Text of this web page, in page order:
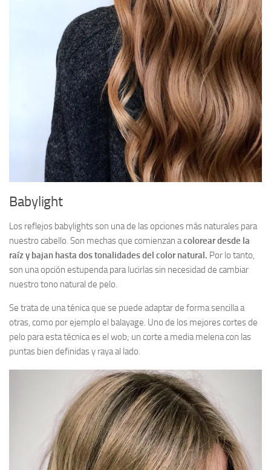
Babylight
Los reflejos babylights son una de las opciones más naturales para
nuestro cabello. Son mechas que comienzan acolorear desde la
raíz y bajan hasta dos tonalidades del color natural. Por lo tanto,
son una opción estupenda para lucirlas sin necesidad de cambiar
nuestro tono natural de pelo.
Se trata de una ténica que se puede adaptar de forma sencilla a
otras, como por ejemplo el balayage. Uno de los mejores cortes de
pelo para esta técnica es el wob; un corte a media melena con las
puntas bien definidas y raya al lado.